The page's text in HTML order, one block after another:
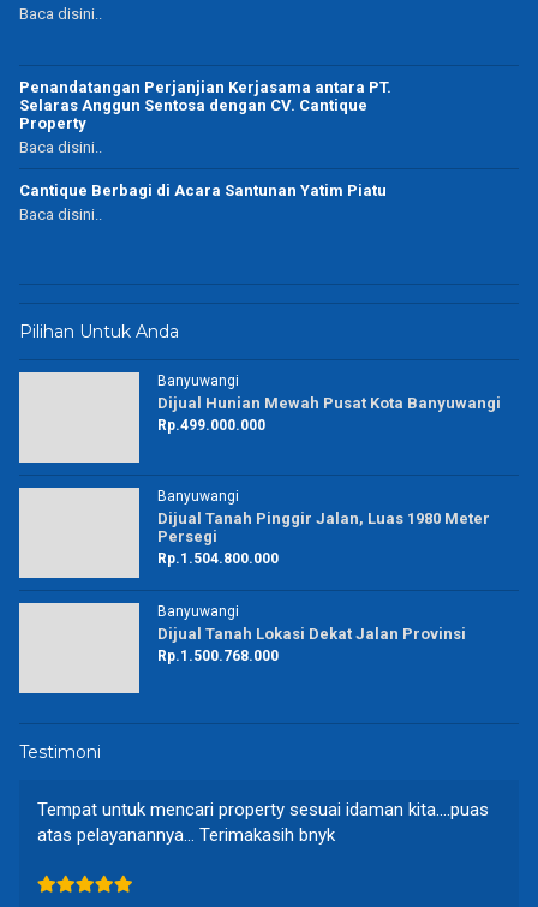
Baca disini..
Penandatangan Perjanjian Kerjasama antara PT.
Selaras Anggun Sentosa dengan CV. Cantique
Property
Baca disini..
Cantique Berbagi di Acara Santunan Yatim Piatu
Baca disini..
Pilihan Untuk Anda
Banyuwangi
Dijual Hunian Mewah Pusat Kota Banyuwangi
Rp.499.000.000
Banyuwangi
Dijual Tanah Pinggir Jalan, Luas 1980 Meter
Persegi
Rp.1.504.800.000
Banyuwangi
Dijual Tanah Lokasi Dekat Jalan Provinsi
Rp.1.500.768.000
Testimoni
Tempat untuk mencari property sesuai idaman kita….puas
atas pelayanannya… Terimakasih bnyk